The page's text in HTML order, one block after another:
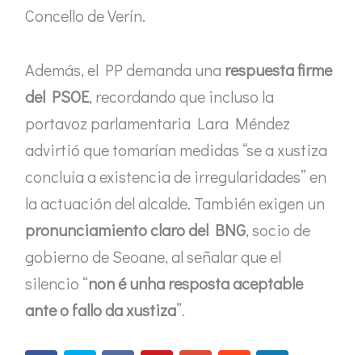
Concello de Verín.
Además, el PP demanda una respuesta firme
del PSOE, recordando que incluso la
portavoz parlamentaria Lara Méndez
advirtió que tomarían medidas “se a xustiza
concluía a existencia de irregularidades” en
la actuación del alcalde. También exigen un
pronunciamiento claro del BNG, socio de
gobierno de Seoane, al señalar que el
silencio “non é unha resposta aceptable
ante o fallo da xustiza”.